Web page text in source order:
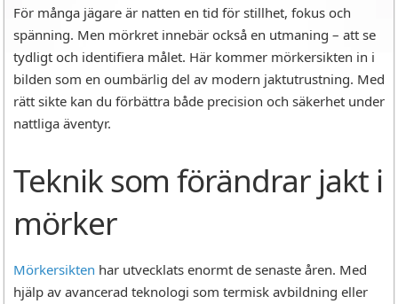
För många jägare är natten en tid för stillhet, fokus och
spänning. Men mörkret innebär också en utmaning – att se
tydligt och identifiera målet. Här kommer mörkersikten in i
bilden som en oumbärlig del av modern jaktutrustning. Med
rätt sikte kan du förbättra både precision och säkerhet under
nattliga äventyr.
Teknik som förändrar jakt i
mörker
Mörkersikten har utvecklats enormt de senaste åren. Med
hjälp av avancerad teknologi som termisk avbildning eller